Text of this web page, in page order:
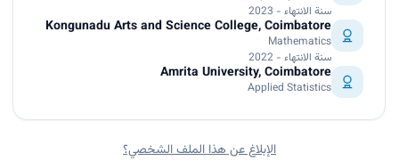
سنة الانتهاء - 2023
Kongunadu Arts and Science College, Coimbatore
Mathematics
سنة الانتهاء - 2022
Amrita University, Coimbatore
Applied Statistics
الإبلاغ عن هذا الملف الشخصي؟